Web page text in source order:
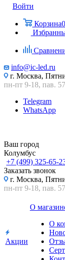
Войти
Корзина0
info@ic-led.ru
г. Москва,
пн-пт 9-18, пав.
Telegram
WhatsApp
Ваш город
Колумбус
+7 (499) 325-65-
Заказать звонок
г. Москва,
пн-пт 9-18, пав.
Акции
О
О